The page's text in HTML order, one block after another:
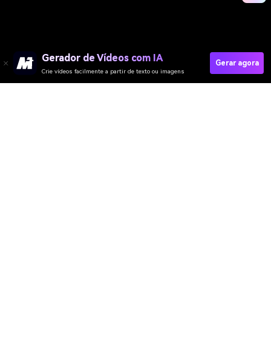
Gerador de Vídeos com IA
Crie vídeos facilmente a partir de texto ou imagens
Gerar agora